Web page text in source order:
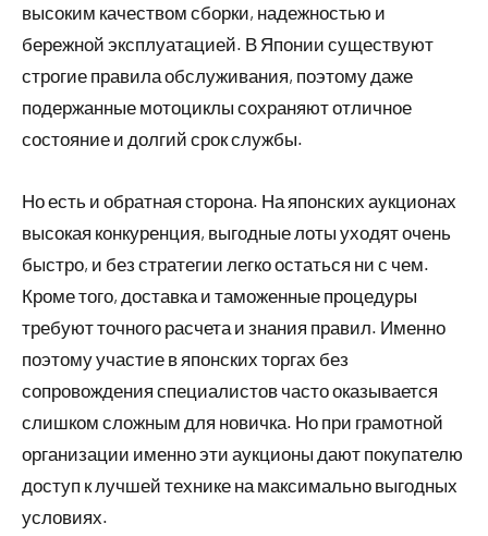
высоким качеством сборки, надежностью и
бережной эксплуатацией. В Японии существуют
строгие правила обслуживания, поэтому даже
подержанные мотоциклы сохраняют отличное
состояние и долгий срок службы.
Но есть и обратная сторона. На японских аукционах
высокая конкуренция, выгодные лоты уходят очень
быстро, и без стратегии легко остаться ни с чем.
Кроме того, доставка и таможенные процедуры
требуют точного расчета и знания правил. Именно
поэтому участие в японских торгах без
сопровождения специалистов часто оказывается
слишком сложным для новичка. Но при грамотной
организации именно эти аукционы дают покупателю
доступ к лучшей технике на максимально выгодных
условиях.